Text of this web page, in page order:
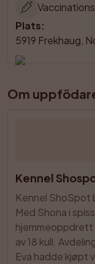
Plats:
5919 Frekhaug,
Om
Kennel
Kennel ShoSpot
Med Shona i
hjemmeoppdrett
av 18 kull.
Eva hadde kjøpt